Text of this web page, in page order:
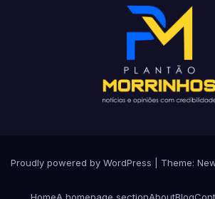
Proudly powered by WordPress Theme: